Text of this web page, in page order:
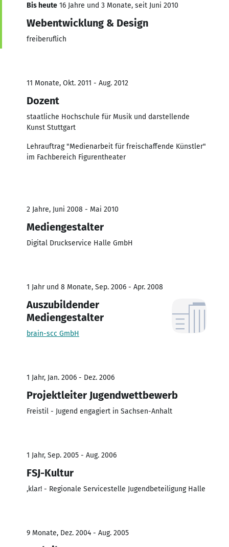
Bis heute 16 Jahre und 3 Monate, seit Juni 2010
Webentwicklung & Design
freiberuflich
11 Monate, Okt. 2011 - Aug. 2012
Dozent
staatliche Hochschule für Musik und darstellende
Kunst Stuttgart
Lehrauftrag "Medienarbeit für freischaffende Künstler"
im Fachbereich Figurentheater
2 Jahre, Juni 2008 - Mai 2010
Mediengestalter
Digital Druckservice Halle GmbH
1 Jahr und 8 Monate, Sep. 2006 - Apr. 2008
Auszubildender
Mediengestalter
brain-scc GmbH
1 Jahr, Jan. 2006 - Dez. 2006
Projektleiter Jugendwettbewerb
Freistil - Jugend engagiert in Sachsen-Anhalt
1 Jahr, Sep. 2005 - Aug. 2006
FSJ-Kultur
,klar! - Regionale Servicestelle Jugendbeteiligung Halle
9 Monate, Dez. 2004 - Aug. 2005